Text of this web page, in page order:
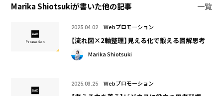
Marika Shiotsukiが書いた他の記事 一覧
2025.04.02 Webプロモーション
【流れ図×2軸整理】見える化で鍛える図解思考
Marika Shiotsuki
2025.03.25 Webプロモーション